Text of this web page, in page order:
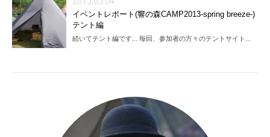
イベントレポート(響の森CAMP2013-spring breeze-)
テント編
続いてテント編です... 毎回、参加者の方々のテントサイト...